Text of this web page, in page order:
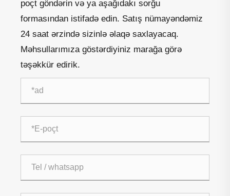
poçt göndərin və ya aşağıdakı sorğu
formasından istifadə edin. Satış nümayəndəmiz
24 saat ərzində sizinlə əlaqə saxlayacaq.
Məhsullarımıza göstərdiyiniz marağa görə
təşəkkür edirik.